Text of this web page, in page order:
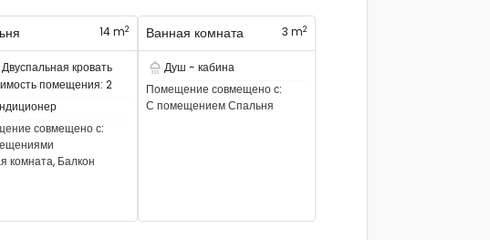
14 m2
место
Двуспальная кровать
помещения: 2
совмещено с:
комната, Балкон
Ванная комната 3 m2
Есть душевая кабина
Душ - кабина
Помещение совмещено с:
С помещениемСпальня